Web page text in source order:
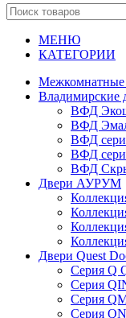
МЕНЮ
КАТЕГОРИИ
Межкомнатные
Владимирские
ВФД
ВФД
ВФД
ВФД
ВФД
Двери АУРУМ
Двери Quest
Серия Q
Серия
Серия
Серия